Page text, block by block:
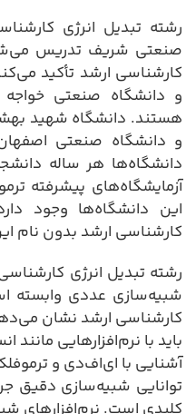
رشته تبدیل انرژی
صنعتی شریف تدریس
کارشناسی ارشد تأکید
و دانشگاه صنعتی
هستند. دانشگاه شهید
و دانشگاه صنعتی
دانشگاه‌ها هر ساله
آزمایشگاه‌های پیشرفته
این دانشگاه‌ها وجود
کارشناسی ارشد بدون نام
رشته تبدیل انرژی
شبیه‌سازی عددی وابسته
کارشناسی ارشد نشان
باید با نرم‌افزارهایی
آشنایی با ای‌اف‌دی و
توانایی شبیه‌سازی دقیق